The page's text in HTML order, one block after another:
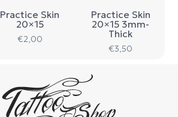
Practice Skin
20×15
€2,00
Practice Skin
20×15 3mm-
Thick
€3,50